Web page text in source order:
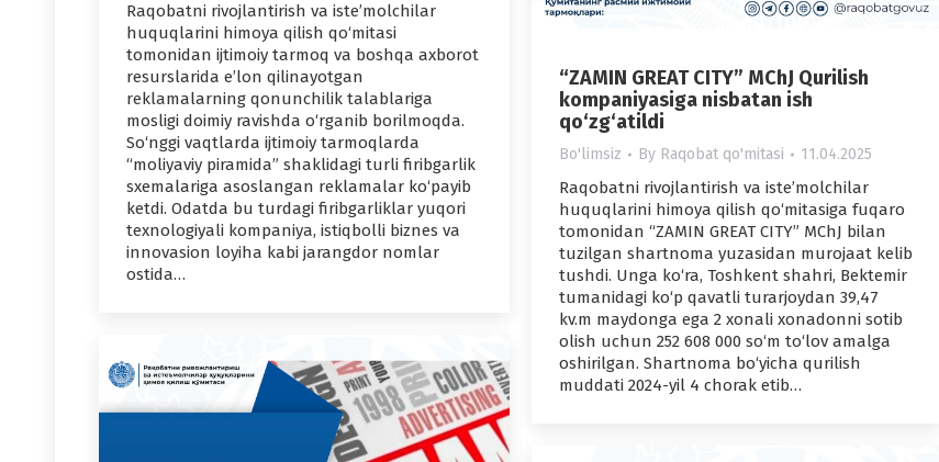
Raqobatni rivojlantirish va iste’molchilar
huquqlarini himoya qilish qo‘mitasi
tomonidan ijtimoiy tarmoq va boshqa axborot
resurslarida e’lon qilinayotgan
reklamalarning qonunchilik talablariga
mosligi doimiy ravishda o‘rganib borilmoqda.
So‘nggi vaqtlarda ijtimoiy tarmoqlarda
“moliyaviy piramida” shaklidagi turli firibgarlik
sxemalariga asoslangan reklamalar ko‘payib
ketdi. Odatda bu turdagi firibgarliklar yuqori
texnologiyali kompaniya, istiqbolli biznes va
innovasion loyiha kabi jarangdor nomlar
ostida…
“ZAMIN GREAT CITY” MChJ Qurilish
kompaniyasiga nisbatan ish
qo‘zg‘atildi
Bo'limsiz By Raqobat qo'mitasi 11.04.2025
Raqobatni rivojlantirish va iste’molchilar
huquqlarini himoya qilish qo‘mitasiga fuqaro
tomonidan “ZAMIN GREAT CITY” MChJ bilan
tuzilgan shartnoma yuzasidan murojaat kelib
tushdi. Unga ko‘ra, Toshkent shahri, Bektemir
tumanidagi ko‘p qavatli turarjoydan 39,47
kv.m maydonga ega 2 xonali xonadonni sotib
olish uchun 252 608 000 so‘m to‘lov amalga
oshirilgan. Shartnoma bo‘yicha qurilish
muddati 2024-yil 4 chorak etib…